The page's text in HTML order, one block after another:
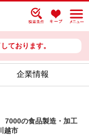
ております。
企業情報
の食品製造・加工
越市